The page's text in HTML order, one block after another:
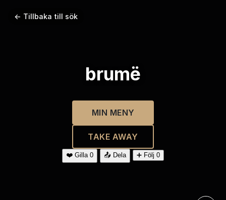
← Tillbaka till sök
brumë
MIN MENY
TAKE AWAY
❤️ Gilla 0 📤 Dela ➕ Följ 0